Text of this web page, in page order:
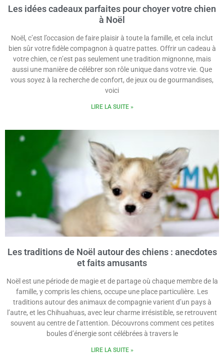
Les idées cadeaux parfaites pour choyer votre chien
à Noël
Noël, c’est l’occasion de faire plaisir à toute la famille, et cela inclut
bien sûr votre fidèle compagnon à quatre pattes. Offrir un cadeau à
votre chien, ce n’est pas seulement une tradition mignonne, mais
aussi une manière de célébrer son rôle unique dans votre vie. Que
vous soyez à la recherche de confort, de jeux ou de gourmandises,
voici
LIRE LA SUITE »
Les traditions de Noël autour des chiens : anecdotes
et faits amusants
Noël est une période de magie et de partage où chaque membre de la
famille, y compris les chiens, occupe une place particulière. Les
traditions autour des animaux de compagnie varient d’un pays à
l’autre, et les Chihuahuas, avec leur charme irrésistible, se retrouvent
souvent au centre de l’attention. Découvrons comment ces petites
boules d’énergie sont célébrées à travers le
LIRE LA SUITE »